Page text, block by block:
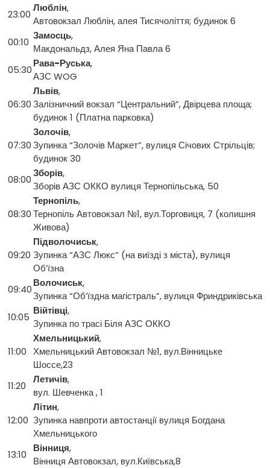
23:00
Люблін,
Автовокзал Люблін, алея Тисячоліття; будинок 6
00:10
Замосць,
Макдональдз, Алея Яна Павла 6
05:30
Рава-Руська,
АЗС WOG
06:30
Львів,
Залізничний вокзал “Центральний”, Двірцева площа;
будинок 1 (Платна парковка)
07:30
Золочів,
Зупинка “Золочів Маркет”, вулиця Січових Стрільців;
будинок 30
08:00
Зборів,
Зборів АЗС ОККО вулиця Тернопільська, 50
08:30
Тернопіль,
Тернопіль Автовокзал №1, вул.Торговиця, 7 (колишня
Живова)
09:20
Підволочиськ,
Зупинка “АЗС Люкс” (на виїзді з міста), вулиця
Об’їзна
09:40
Волочиськ,
Зупинка “Об’їздна магістраль”, вулиця Фриндриківська
10:05
Війтівці,
Зупинка по трасі Біля АЗС ОККО
11:00
Хмельницький,
Хмельницький Автовокзал №1, вул.Вінницьке
Шоссе,23
11:20
Летичів,
вул. Шевченка , 1
12:00
Літин,
Зупинка навпроти автостанції вулиця Богдана
Хмельницького
13:10
Вінниця,
Вінниця Автовокзал, вул.Київська,8